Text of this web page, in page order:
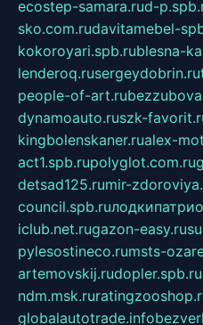
ecostep-samara.rud-
sko.com.rudavitamebel-
kokoroyari.spb.rublesna-
lenderoq.rusergeydobrin.ru
people-of-art.ru
dynamoauto.ruszk-
kingbolenskaner.rualex-
act1.spb.rupolyglot.com.ru
detsad125.rumir-
council.spb.ru
iclub.net.rugazon-easy.ru
pylesostineco.rumsts-
artemovskij.rudopler.spb.ru
ndm.msk.ru
globalautotrade.info